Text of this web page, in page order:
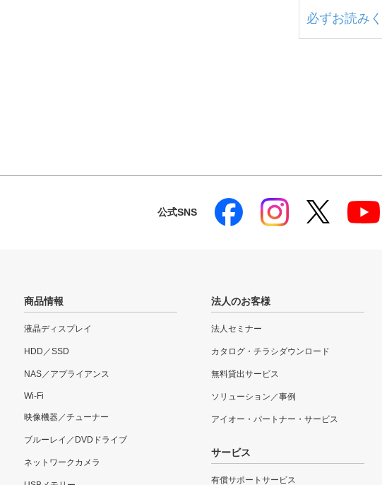
必ずお読み
公式SNS
商品情報
液晶ディスプレイ
HDD／SSD
NAS／アプライアンス
Wi-Fi
映像機器／チューナー
ブルーレイ／DVDドライブ
ネットワークカメラ
法人のお客様
法人セミナー
カタログ・チラシダウンロード
無料貸出サービス
ソリューション／事例
アイオー・パートナー・サービス
サービス
有償サポートサービス